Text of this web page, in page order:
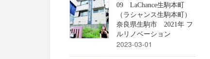
09 LaChance生駒本町
（ラシャンス生駒本町）
奈良県生駒市 2021年 フ
ルリノベーション
2023-03-01